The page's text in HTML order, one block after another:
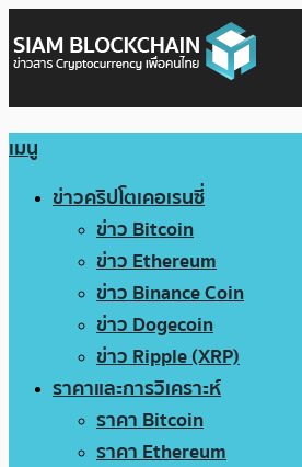
เมนู
ข่าวคริปโตเคอเรนซี่
ข่าว Bitcoin
ข่าว Ethereum
ข่าว Binance Coin
ข่าว Dogecoin
ข่าว Ripple (XRP)
ราคาและการวิเคราะห์
ราคา Bitcoin
ราคา Ethereum